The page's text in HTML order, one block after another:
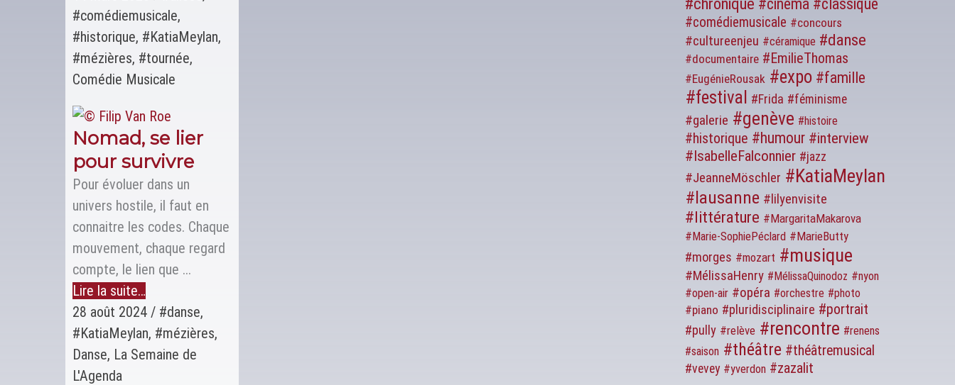
#comédiemusicale,
#historique, #KatiaMeylan,
#mézières, #tournée,
Comédie Musicale
Nomad, se lier
pour survivre
Pour évoluer dans un
univers hostile, il faut en
connaitre les codes. Chaque
mouvement, chaque regard
compte, le lien que ...
Lire la suite…
28 août 2024 / #danse,
#KatiaMeylan, #mézières,
Danse, La Semaine de
L'Agenda
#cinéma #classique
#comédiemusicale #concours
#cultureenjeu #céramique #danse
#documentaire #EmilieThomas
#EugénieRousak #expo #famille
#festival #Frida #féminisme
#galerie #genève #histoire
#historique #humour #interview
#IsabelleFalconnier #jazz
#JeanneMöschler #KatiaMeylan
#lausanne #lilyenvisite
#littérature #MargaritaMakarova
#Marie-SophiePéclard #MarieButty
#morges #mozart #musique
#MélissaHenry #MélissaQuinodoz #nyon
#open-air #opéra #orchestre #photo
#piano #pluridisciplinaire #portrait
#pully #relève #rencontre #renens
#saison #théâtre #théâtremusical
#vevey #yverdon #zazalit